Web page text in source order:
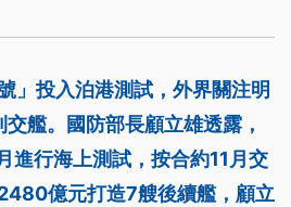
」投入泊港測試，外界關注明
艦。國防部長顧立雄透露，
行海上測試，按合約11月交
億元打造7艘後續艦，顧立